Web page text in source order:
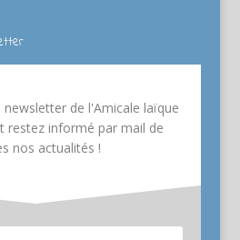
newsletter de l'Amicale laïque
restez informé par mail de
nos actualités !